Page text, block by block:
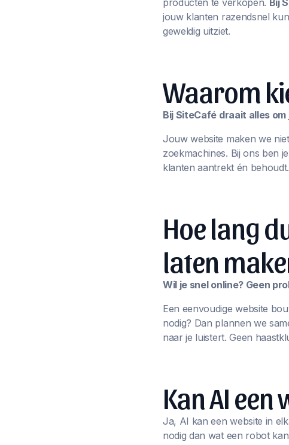
producten te verkopen. Bij
jouw klanten razendsnel
geweldig uitziet.
Waarom
Bij SiteCafé draait alles
Jouw website maken we
zoekmachines. Bij ons ben
klanten aantrekt én behoudt.
Hoe lang
laten
Wil je snel online? Geen
Een eenvoudige website
nodig? Dan plannen we
naar je luistert. Geen
Kan AI
Ja, AI kan een website in
nodig dan wat een robot